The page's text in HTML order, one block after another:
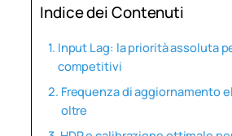
Indice dei Contenuti
Input Lag: la priorità assoluta
competitivi
Frequenza di aggiornamento
oltre